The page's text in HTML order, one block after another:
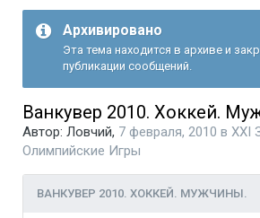
Архивировано
Эта тема находится в архиве и
публикации сообщений.
Ванкувер 2010. Хоккей.
Автор: Ловчий, 7 февраля, 2010 в XXI
Олимпийские Игры
ВАНКУВЕР 2010. ХОККЕЙ. МУЖЧИНЫ.